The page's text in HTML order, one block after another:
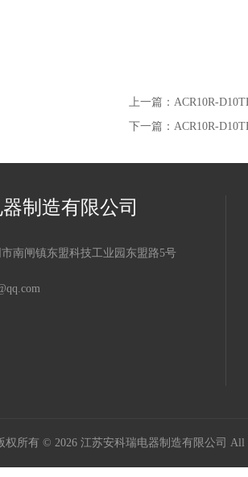
上一篇： ACR10R-
下一篇： ACR10R-
制造有限公司
南闸镇东盟科技工业园东盟路5号
权所有 © 2026 江苏安科瑞电器制造有限公司